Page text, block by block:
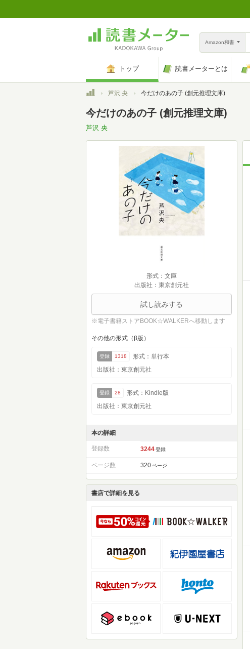
Amazon和書
トップ 読書メーターとは
トップ芦沢 央 今だけのあの子 (創元推理文庫)
今だけのあの子 (創元推理文庫)
芦沢 央
形式：文庫
出版社：東京創元社
試し読みする
※電子書籍ストアBOOK☆WALKERへ移動します
その他の形式（β版）
登録 1318
形式：単行本
出版社：東京創元社
登録 28
形式：Kindle版
出版社：東京創元社
本の詳細
登録数 3244 登録
ページ数 320 ページ
書店で詳細を見る